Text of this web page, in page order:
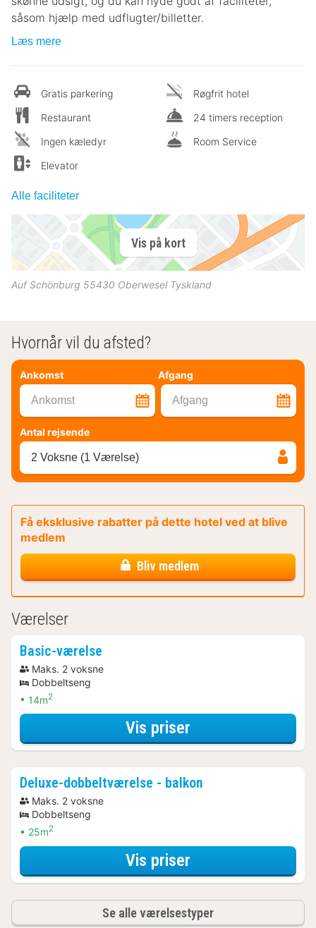
såsom hjælp med udflugter/billetter.
Læs mere
Gratis parkering
Restaurant
Ingen kæledyr
Elevator
Røgfrit hotel
24 timers reception
Room Service
Alle faciliteter
Vis på kort
Auf Schönburg 55430 Oberwesel Tyskland
Hvornår vil du afsted?
Ankomst Afgang
Ankomst Afgang
Antal rejsende
2 Voksne (1 Værelse)
Få eksklusive rabatter på dette hotel ved at blive
medlem
Bliv medlem
Værelser
Basic-værelse
Maks. 2 voksne
Dobbeltseng
14m2
Vis priser
Deluxe-dobbeltværelse - balkon
Maks. 2 voksne
Dobbeltseng
25m2
Vis priser
Se alle værelsestyper